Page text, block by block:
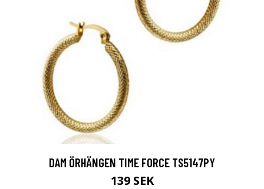
DAM ÖRHÄNGEN TIME FORCE TS5147PY
139 SEK